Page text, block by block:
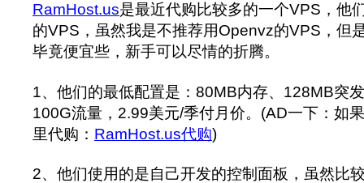
RamHost.us是最近代购比较多的一个VPS，他
的VPS，虽然我是不推荐用Openvz的VPS，但
毕竟便宜些，新手可以尽情的折腾。
1、他们的最低配置是：80MB内存、128MB突
100G流量，2.99美元/季付月价。(AD一下：如
里代购： RamHost.us代购)
2、他们使用的是自己开发的控制面板，虽然比